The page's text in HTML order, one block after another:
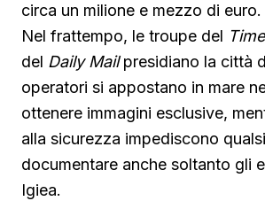
circa un milione e mezzo di euro.
Nel frattempo, le troupe del
del Daily Mailpresidiano la città
operatori si appostano in mare
ottenere immagini esclusive,
alla sicurezza impediscono
documentare anche soltanto gli
Igiea.